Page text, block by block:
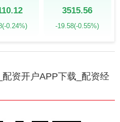
(-0.24%)
3515.56
-19.58(-0.55%)
资开户APP下载_配资经